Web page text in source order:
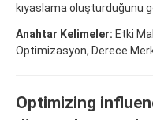
kıyaslama oluşturduğunu
Anahtar Kelimeler: Etki
Optimizasyon, Derece
Optimizing